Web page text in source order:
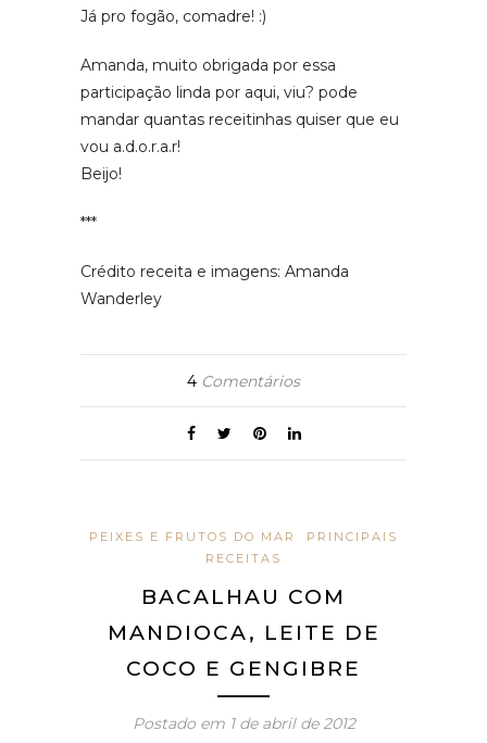
Já pro fogão, comadre! :)
Amanda, muito obrigada por essa
participação linda por aqui, viu? pode
mandar quantas receitinhas quiser que eu
vou a.d.o.r.a.r!
Beijo!
***
Crédito receita e imagens: Amanda
Wanderley
4 Comentários
PEIXES E FRUTOS DO MAR
PRINCIPAIS
RECEITAS
BACALHAU COM
MANDIOCA, LEITE DE
COCO E GENGIBRE
Postado em 1 de abril de 2012